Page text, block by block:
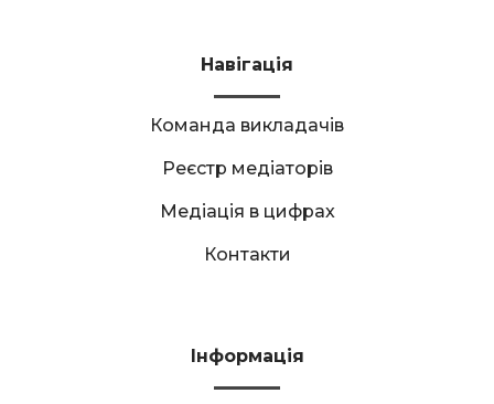
Навігація
Команда викладачів
Реєстр медіаторів
Медіація в цифрах
Контакти
Інформація